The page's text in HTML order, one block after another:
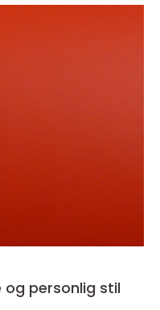
personlig stil